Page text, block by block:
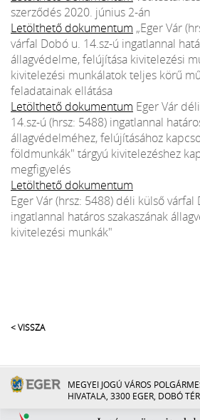
szerződés 2020. június 2-án
Letölthető dokumentum „Eger Vár
várfal Dobó u. 14.sz-ú ingatlannal
állagvédelme, felújítása kivitelezési
kivitelezési munkálatok teljes körű
feladatainak ellátása
Letölthető dokumentum Eger Vár
14.sz-ú (hrsz: 5488) ingatlannal
állagvédelméhez, felújításához
földmunkák" tárgyú kivitelezéshez
megfigyelés
Letölthető dokumentum
Eger Vár (hrsz: 5488) déli külső várfal
ingatlannal határos szakaszának
kivitelezési munkák"
< VISSZA
MEGYEI JOGÚ VÁROS
HIVATALA, 3300 EGER, DOBÓ TÉR